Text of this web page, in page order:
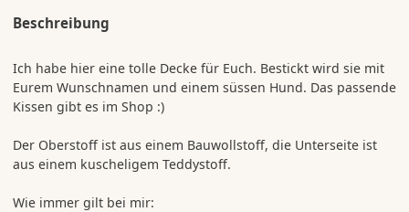
Beschreibung
Ich habe hier eine tolle Decke für Euch. Bestickt wird sie mit
Eurem Wunschnamen und einem süssen Hund. Das passende
Kissen gibt es im Shop :)
Der Oberstoff ist aus einem Bauwollstoff, die Unterseite ist
aus einem kuscheligem Teddystoff.
Wie immer gilt bei mir: